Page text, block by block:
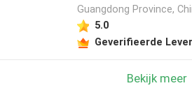
Guangdong Province,
5.0
Geverifieerde
Bekijk meer